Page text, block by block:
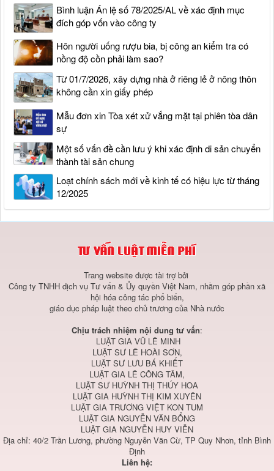
Bình luận Án lệ số 78/2025/AL về xác định mục
đích góp vốn vào công ty
Hôn người uống rượu bia, bị công an kiểm tra có
nồng độ cồn phải làm sao?
Từ 01/7/2026, xây dựng nhà ở riêng lẻ ở nông thôn
không cần xin giấy phép
Mẫu đơn xin Tòa xét xử vắng mặt tại phiên tòa dân
sự
Một số vấn đề cần lưu ý khi xác định di sản chuyển
thành tài sản chung
Loạt chính sách mới về kinh tế có hiệu lực từ tháng
12/2025
Trang website được tài trợ bởi
Công ty TNHH dịch vụ Tư vấn & Ủy quyền Việt Nam, nhằm góp phần xã
hội hóa công tác phổ biến,
giáo dục pháp luật theo chủ trương của Nhà nước
Chịu trách nhiệm nội dung tư vấn:
LUẬT GIA VŨ LÊ MINH
LUẬT SƯ LÊ HOÀI SƠN,
LUẬT SƯ LƯU BÁ KHIẾT
LUẬT GIA LÊ CÔNG TÂM,
LUẬT SƯ HUỲNH THỊ THÚY HOA
LUẬT GIA HUỲNH THỊ KIM XUYÊN
LUẬT GIA TRƯƠNG VIỆT KON TUM
LUẬT GIA NGUYỄN VĂN BỔNG
LUẬT GIA NGUYỄN HUY VIỄN
Địa chỉ: 40/2 Trần Lương, phường Nguyễn Văn Cừ, TP Quy Nhơn, tỉnh Bình
Định
Liên hệ: